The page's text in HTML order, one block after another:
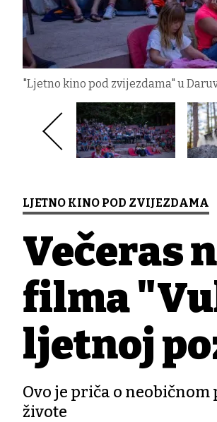
"Ljetno kino pod zvijezdama" u
LJETNO KINO POD ZVIJEZDAMA
Večeras
filma
ljetnoj
Ovo je priča o
živote